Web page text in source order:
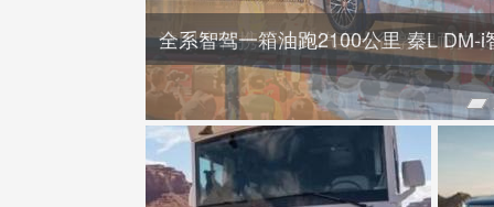
全系智驾一箱油跑2100公里 秦L DM-i